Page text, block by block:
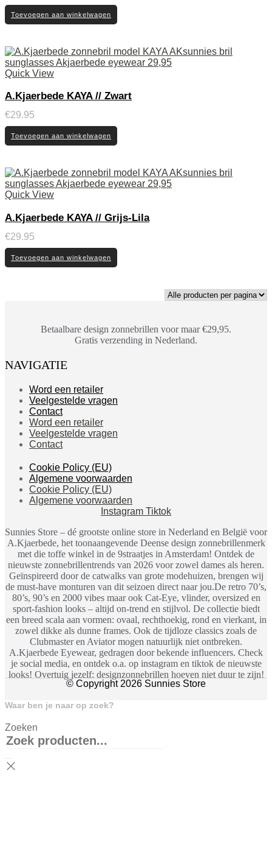
Toevoegen aan winkelwagen
Quick View
A.Kjaerbede KAYA // Zwart
€29.95
Toevoegen aan winkelwagen
Quick View
A.Kjaerbede KAYA // Grijs-Lila
€29.95
Toevoegen aan winkelwagen
Betaalbare design zonnebrillen voor maar €29,95.
Gratis verzending in Nederland.
NAVIGATIE
Word een retailer
Veelgestelde vragen
Contact
Word een retailer
Veelgestelde vragen
Contact
Cookie Policy (EU)
Algemene voorwaarden
Cookie Policy (EU)
Algemene voorwaarden
Instagram Tiktok
Sunnies Store – dé grootste online store in Nederland en België voor
A.Kjaerbede, het toonaangevende Deense design zonnebrillenmerk
met die toffe winkel in de 9straatjes in Amsterdam! Ontdek de
nieuwste zonnebrillentrends van 2026 voor zowel dames als heren.
Geïnspireerd door de catwalks van grote modehuizen, brengen wij
de must-have monturen van dit seizoen direct naar jou.De retro 70’s,
80’s, 90’s en 2000 vibes maar ook Cat-Eye, vlinder, oversized en
sport-fashion looks – altijd on-trend en stijlvol. De collectie biedt
een breed scala aan vormen: ovaal, rechthoekig, rond en vierkant, in
zowel dikke als dunne frames. Ook de tijdloze classics zoals de
Clubmaster en Aviator mogen natuurlijk niet ontbreken.
A.Kjaerbede Eyewear, gedragen door bekende influencers. Check
je social media, en ontdek o.a. op instagram en tiktok de nieuwste
looks! Overtuig jezelf: designzonnebrillen hoeven niet duur te zijn!
© Copyright 2026 Sunnies Store
Waar ben je naar op zoek?
Zoeken